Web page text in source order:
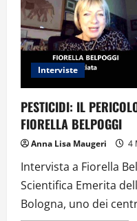
Interviste
PESTICIDI: IL
FIORELLA BELPOGGI
Anna Lisa Maugeri 4
Intervista a Fiorella
Scientifica Emerita
Bologna, uno dei